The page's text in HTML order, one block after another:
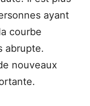
ayant
courbe
abrupte.
nouveaux